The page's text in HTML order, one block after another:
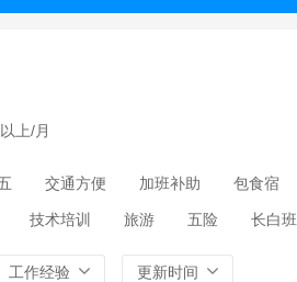
上/月
交通方便 加班补助 包食宿
技术培训 旅游 五险 长白班
工作经验 更新时间